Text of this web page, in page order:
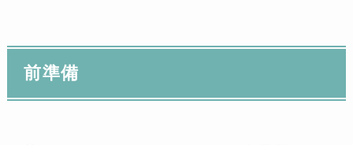
前準備